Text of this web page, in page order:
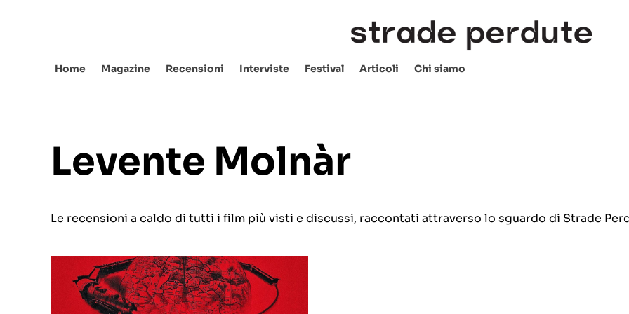
Home Magazine Recensioni Interviste Festival Articoli Chi siamo
Levente Molnàr
Le recensioni a caldo di tutti i film più visti e discussi, raccontati attraverso lo sguardo di Strade